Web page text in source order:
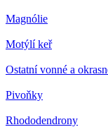
Magnólie
Motýlí keř
Ostatní vonné a
Pivoňky
Rhododendrony